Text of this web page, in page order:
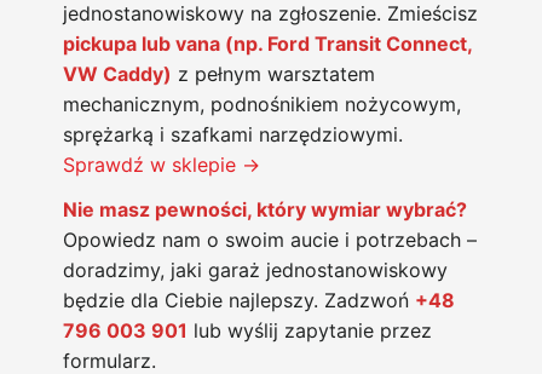
jednostanowiskowy na zgłoszenie. Zmieścisz
pickupa lub vana (np. Ford Transit Connect,
VW Caddy) z pełnym warsztatem
mechanicznym, podnośnikiem nożycowym,
sprężarką i szafkami narzędziowymi.
Sprawdź w sklepie →
Nie masz pewności, który wymiar wybrać?
Opowiedz nam o swoim aucie i potrzebach –
doradzimy, jaki garaż jednostanowiskowy
będzie dla Ciebie najlepszy. Zadzwoń +48
796 003 901 lub wyślij zapytanie przez
formularz.